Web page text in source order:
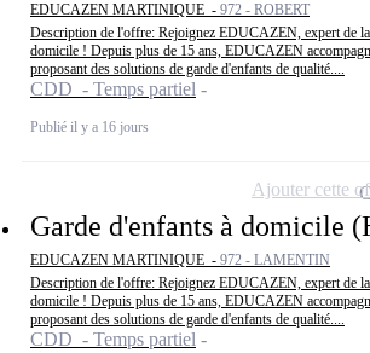
EDUCAZEN MARTINIQUE - 972 - ROBERT
Description de l'offre: Rejoignez EDUCAZEN, expert de la
domicile ! Depuis plus de 15 ans, EDUCAZEN
proposant des solutions de garde d'enfants de qualité....
CDD - Temps partiel
Publié il y a 16 jours
Garde d'enfants à domicile
EDUCAZEN MARTINIQUE - 972 - LAMENTIN
Description de l'offre: Rejoignez EDUCAZEN, expert de la
domicile ! Depuis plus de 15 ans, EDUCAZEN
proposant des solutions de garde d'enfants de qualité....
CDD - Temps partiel
Ajouter cette